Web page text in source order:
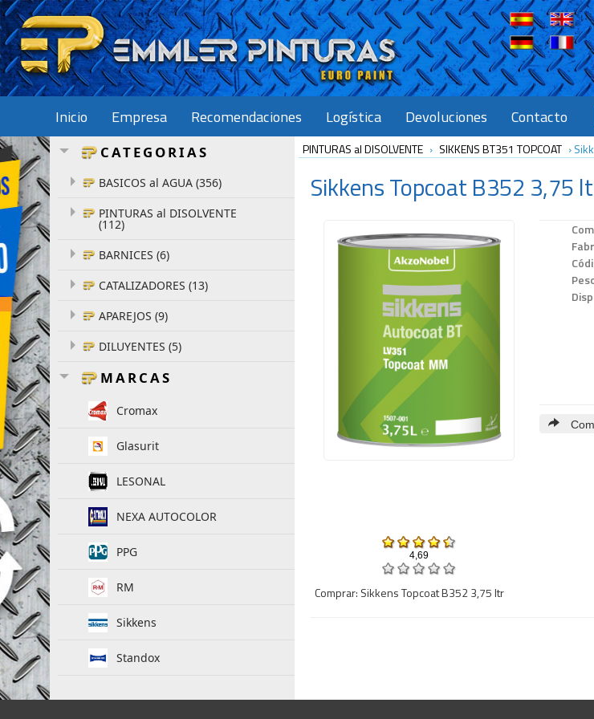
Inicio Empresa Recomendaciones Logística Devoluciones Contacto
CATEGORIAS
BASICOS al AGUA (356)
PINTURAS al DISOLVENTE
(112)
BARNICES (6)
CATALIZADORES (13)
APAREJOS (9)
DILUYENTES (5)
MARCAS
Cromax
Glasurit
LESONAL
NEXA AUTOCOLOR
PPG
RM
Sikkens
Standox
PINTURAS al DISOLVENTE › SIKKENS BT351 TOPCOAT ›
SikkensTopcoat B352 3,75
4,69
Comprar: Sikkens Topcoat B352 3,75 ltr